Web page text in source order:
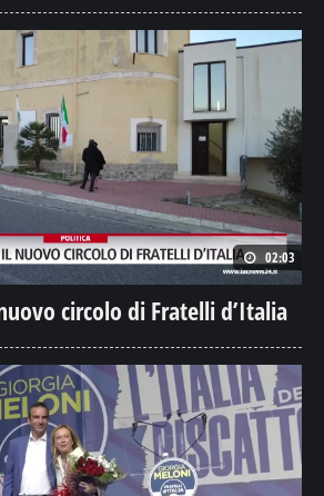
02:03
circolo di Fratelli d’Italia